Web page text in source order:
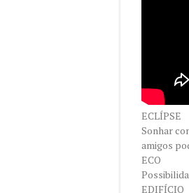
ECLÍPSE
Sonhar
amigos
ECO
EDIFÍCIO